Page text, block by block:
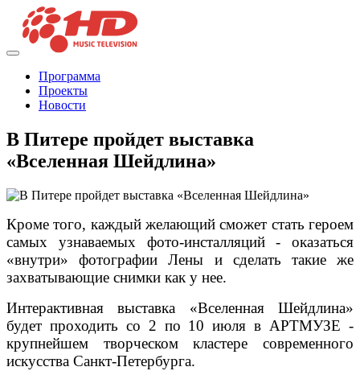
Программа
Проекты
Новости
В Питере пройдет выставка
«Вселенная Шейдлина»
Кроме того, каждый желающий сможет стать героем
самых узнаваемых фото-инсталляций - оказаться
«внутри» фотографии Лены и сделать такие же
захватывающие снимки как у нее.
Интерактивная выставка «Вселенная Шейдлина»
будет проходить со 2 по 10 июля в АРТМУЗЕ -
крупнейшем творческом кластере современного
искусства Санкт-Петербурга.